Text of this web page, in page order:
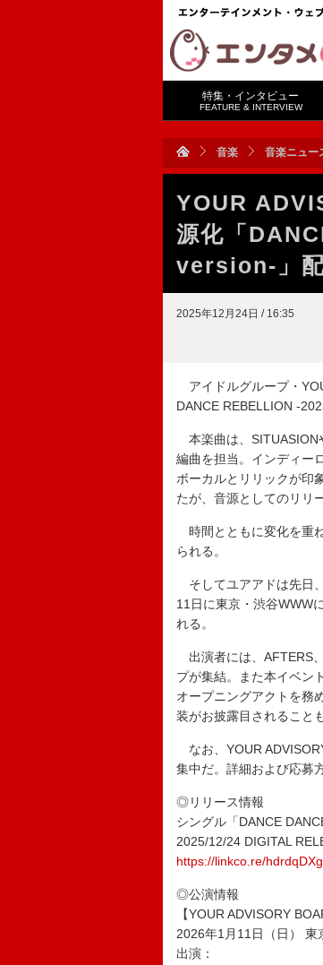
特集・インタビュー
FEATURE & INTERVIEW
音楽 音楽ニュー
YOUR
源化「
version-」
2025年12月24日 / 16:35
アイドルグループ・
DANCE REBELLION -
本楽曲は、SITUASION
編曲を担当。インディー
ボーカルとリリックが印
たが、音源としてのリリ
時間とともに変化を重
られる。
そしてユアアドは先日
11日に東京・渋谷WWW
れる。
出演者には、AFTERS
プが集結。また本イベン
オープニングアクトを務
装がお披露目されること
なお、YOUR
集中だ。詳細および応募
◎リリース情報
シングル「DANCE
2025/12/24 DIGITAL
https://linkco.re/hdrdqDXg
◎公演情報
【YOUR ADVISORY
2026年1月11日（日） 東
出演：